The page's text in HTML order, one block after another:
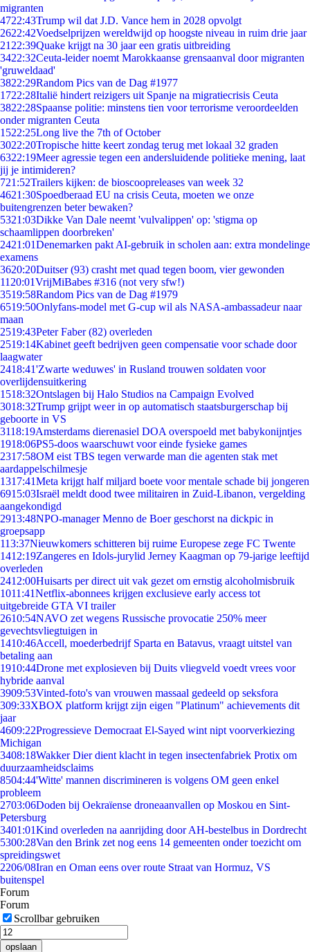
migranten
4722:43Trump wil dat J.D. Vance hem in 2028 opvolgt
2622:42Voedselprijzen wereldwijd op hoogste niveau in ruim drie jaar
21 22:39Quake krijgt na 30 jaar een gratis uitbreiding
3422:32Ceuta-leider noemt Marokkaanse grensaanval door migranten
'gruweldaad'
3822:29Random Pics van de Dag #1977
1722:28Italië hindert reizigers uit Spanje na migratiecrisis Ceuta
3822:28Spaanse politie: minstens tien voor terrorisme veroordeelden
onder migranten Ceuta
1522:25Long live the 7th of October
3022:20Tropische hitte keert zondag terug met lokaal 32 graden
6322:19Meer agressie tegen een andersluidende politieke mening, laat
jij je intimideren?
721:52Trailers kijken: de bioscoopreleases van week 32
4621:30Spoedberaad EU na crisis Ceuta, moeten we onze
buitengrenzen beter bewaken?
5321:03Dikke Van Dale neemt 'vulvalippen' op: 'stigma op
schaamlippen doorbreken'
2421:01Denemarken pakt AI-gebruik in scholen aan: extra mondelinge
examens
3620:20Duitser (93) crasht met quad tegen boom, vier gewonden
11 20:01VrijMiBabes #316 (not very sfw!)
3519:58Random Pics van de Dag #1979
6519:50Onlyfans-model met G-cup wil als NASA-ambassadeur naar
maan
2519:43Peter Faber (82) overleden
2519:14Kabinet geeft bedrijven geen compensatie voor schade door
laagwater
2418:41'Zwarte weduwes' in Rusland trouwen soldaten voor
overlijdensuitkering
1518:32Ontslagen bij Halo Studios na Campaign Evolved
3018:32Trump grijpt weer in op automatisch staatsburgerschap bij
geboorte in VS
3118:19Amsterdams dierenasiel DOA overspoeld met babykonijntjes
1918:06PS5-doos waarschuwt voor einde fysieke games
2317:58OM eist TBS tegen verwarde man die agenten stak met
aardappelschilmesje
1317:41Meta krijgt half miljard boete voor mentale schade bij jongeren
6915:03Israël meldt dood twee militairen in Zuid-Libanon, vergelding
aangekondigd
2913:48NPO-manager Menno de Boer geschorst na dickpic in
groepsapp
113:37Nieuwkomers schitteren bij ruime Europese zege FC Twente
1412:19Zangeres en Idols-jurylid Jerney Kaagman op 79-jarige leeftijd
overleden
2412:00Huisarts per direct uit vak gezet om ernstig alcoholmisbruik
1011:41Netflix-abonnees krijgen exclusieve early access tot
uitgebreide GTA VI trailer
2610:54NAVO zet wegens Russische provocatie 250% meer
gevechtsvliegtuigen in
1410:46Accell, moederbedrijf Sparta en Batavus, vraagt uitstel van
betaling aan
1910:44Drone met explosieven bij Duits vliegveld voedt vrees voor
hybride aanval
3909:53Vinted-foto's van vrouwen massaal gedeeld op seksfora
309:33XBOX platform krijgt zijn eigen "Platinum" achievements dit
jaar
4609:22Progressieve Democraat El-Sayed wint nipt voorverkiezing
Michigan
3408:18Wakker Dier dient klacht in tegen insectenfabriek Protix om
duurzaamheidsclaims
8504:44'Witte' mannen discrimineren is volgens OM geen enkel
probleem
2703:06Doden bij Oekraïense droneaanvallen op Moskou en Sint-
Petersburg
3401:01Kind overleden na aanrijding door AH-bestelbus in Dordrecht
5300:28Van den Brink zet nog eens 14 gemeenten onder toezicht om
spreidingswet
2206/08Iran en Oman eens over route Straat van Hormuz, VS
buitenspel
Forum
Forum
Scrollbar gebruiken
opslaan